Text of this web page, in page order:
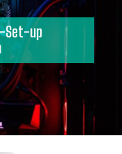
Set-up